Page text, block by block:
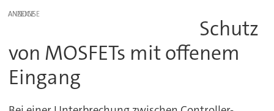
ANZEIGE
Schutz
von MOSFETs mit offenem
Eingang